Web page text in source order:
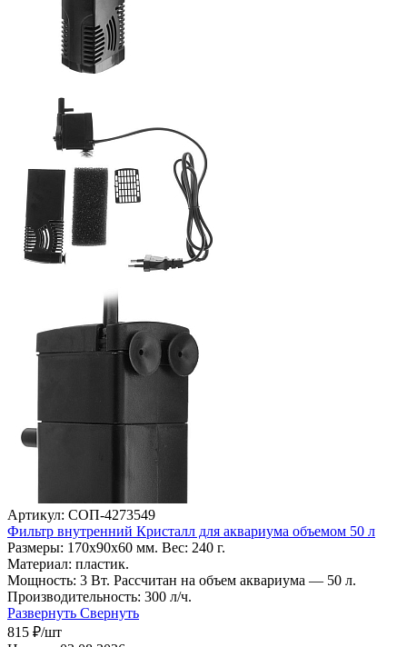
Артикул: СОП-4273549
Фильтр внутренний Кристалл для аквариума объемом 50 л
Размеры: 170х90х60 мм. Вес: 240 г.
Материал: пластик.
Мощность: 3 Вт. Рассчитан на объем аквариума — 50 л.
Производительность: 300 л/ч.
Развернуть Свернуть
815 ₽/шт